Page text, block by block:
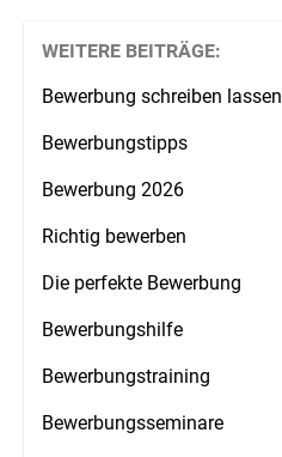
WEITERE BEITRÄGE:
Bewerbung schreiben lassen
Bewerbungstipps
Bewerbung 2026
Richtig bewerben
Die perfekte Bewerbung
Bewerbungshilfe
Bewerbungstraining
Bewerbungsseminare